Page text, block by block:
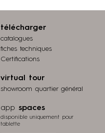
télécharger
catalogues
fiches techniques
Certifications
virtual tour
showroom quartier général
app spaces
disponible uniquement pour
tablette